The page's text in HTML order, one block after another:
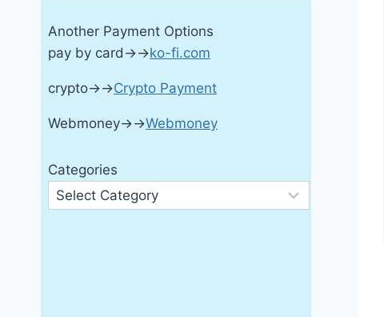
Another Payment Options
pay by card→→ko-fi.com
crypto→→Crypto Payment
Webmoney→→Webmoney
Categories